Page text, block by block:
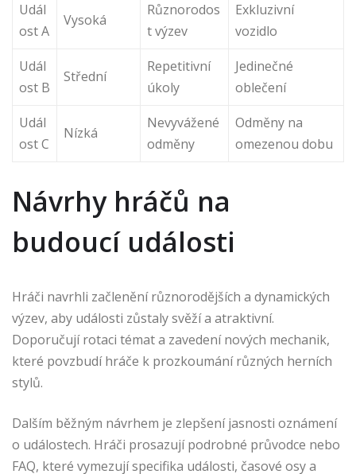
Udál
ost A
Vysoká
Různorodos
t výzev
Exkluzivní
vozidlo
Udál
ost B
Střední
Repetitivní
úkoly
Jedinečné
oblečení
Udál
ost C
Nízká
Nevyvážené
odměny
Odměny na
omezenou dobu
Návrhy hráčů na
budoucí události
Hráči navrhli začlenění různorodějších a dynamických
výzev, aby události zůstaly svěží a atraktivní.
Doporučují rotaci témat a zavedení nových mechanik,
které povzbudí hráče k prozkoumání různých herních
stylů.
Dalším běžným návrhem je zlepšení jasnosti oznámení
o událostech. Hráči prosazují podrobné průvodce nebo
FAQ, které vymezují specifika události, časové osy a